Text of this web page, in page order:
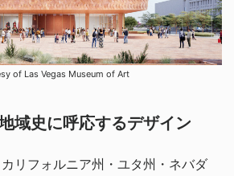
of Las Vegas Museum of Art
域史に呼応するデザイン
リフォルニア州・ユタ州・ネバダ